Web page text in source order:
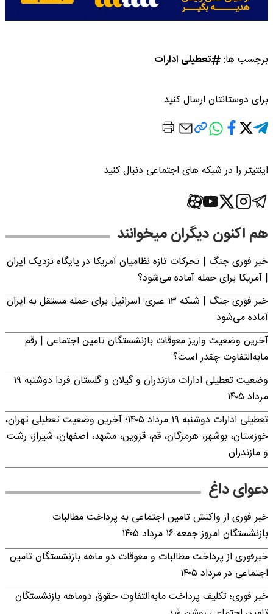
برچسب ها: تعطیلی ادارات
برای دوستانتان ارسال کنید
اینتیتر را در شبکه های اجتماعی دنبال کنید
هم اکنون دیگران میخوانند
خبر فوری جنگ | تحرکات تازه نظامیان آمریکا در پایگاه نزدیک ایران
| آمریکا برای حمله آماده می‌شود؟
خبر فوری جنگ | شبکه ۱۳ عبری: اسرائیل برای حمله مستقل به ایران
آماده می‌شود
آخرین وضعیت واریز معوقات بازنشستگان تامین اجتماعی | رقم
مابه‌التفاوت چقدر است؟
وضعیت تعطیلی ادارات مازندران و گیلان و گلستان فردا دوشنبه ۱۹
مرداد ۱۴۰۵
تعطیلی ادارات دوشنبه ۱۹ مرداد ۱۴۰۵؛ آخرین وضعیت تعطیلی تهران،
خوزستان، بوشهر، هرمزگان، قم، قزوین، مشهد، اصفهان، شیراز، رشت
و مازندران
دعوای داغ
خبر فوری از واکنش تامین اجتماعی به پرداخت مطالبات
بازنشستگان امروز جمعه ۱۶ مرداد ۱۴۰۵
خبرفوری از پرداخت مطالبات و معوقات دو ماهه بازنشستگان تامین
اجتماعی در مرداد ۱۴۰۵
خبر فوری؛ تکلیف پرداخت مابه‌التفاوت حقوق دوماهه بازنشستگان